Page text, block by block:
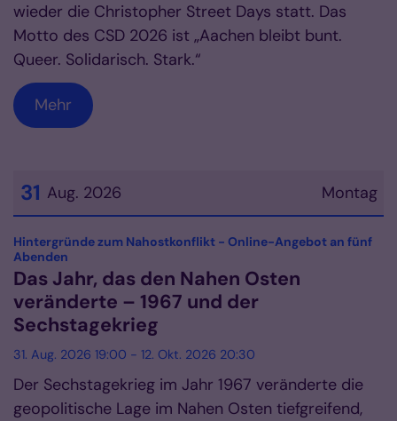
wieder die Christopher Street Days statt. Das
Motto des CSD 2026 ist „Aachen bleibt bunt.
Queer. Solidarisch. Stark.“
Mehr
Montag
31 Aug. 2026
Datum: 31. August 2026
Hintergründe zum Nahostkonflikt - Online-Angebot an fünf
Abenden
Das Jahr, das den Nahen Osten
veränderte – 1967 und der
Sechstagekrieg
31. Aug. 2026 19:00 - 12. Okt. 2026 20:30
Der Sechstagekrieg im Jahr 1967 veränderte die
geopolitische Lage im Nahen Osten tiefgreifend,